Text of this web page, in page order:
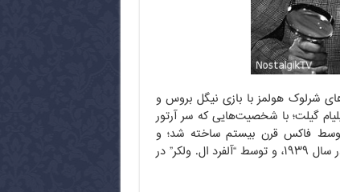
شرلوک هولمز با بازی نیگل بروس و
گیلت؛ با شخصیت‌هایی که سر آرتور
توسط فاکس قرن بیستم ساخته شد؛ و
همین‌طور آخرین فیلمی بود که در زمان ملکه ویکتوریا به پخش رسید. این فیلم در سال ۱۹۳۹، و توسط “آلفرد ال. ولکر” در